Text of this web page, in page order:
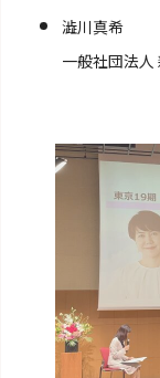
澁川真希
一般社団法